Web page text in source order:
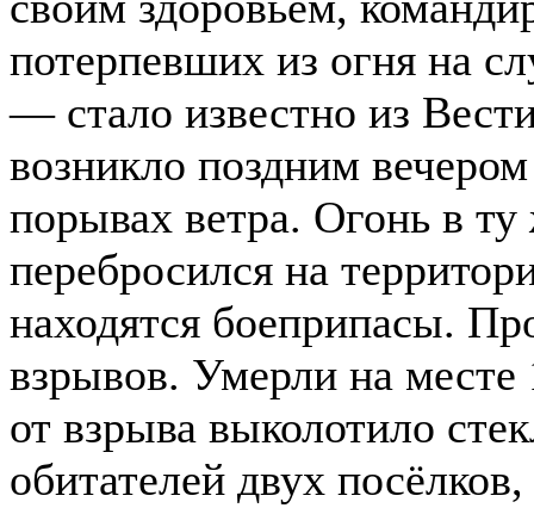
потерпевших из огня на
— стало известно из
возникло поздним
порывах ветра. Огонь в
перебросился на
находятся боеприпасы.
взрывов. Умерли на месте
от взрыва выколотило
обитателей двух